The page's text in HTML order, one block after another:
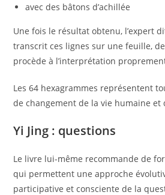
avec des bâtons d’achillée
Une fois le résultat obtenu, l’expert
transcrit ces lignes sur une feuille,
procède à l’interprétation
Les 64 hexagrammes représentent
de changement de la vie humaine et
Yi Jing : questions
Le livre lui-même recommande de
qui permettent une approche
participative et consciente de la